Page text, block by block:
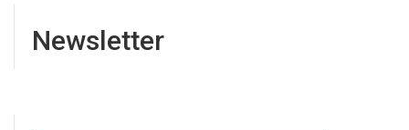
Newsletter